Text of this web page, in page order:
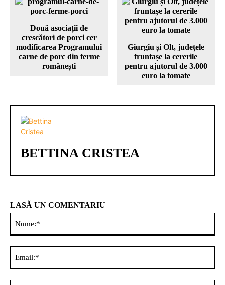
Două asociații de
crescători de porci cer
modificarea Programului
carne de porc din ferme
românești
Giurgiu și Olt, județele
fruntașe la cererile
pentru ajutorul de 3.000
euro la tomate
BETTINA CRISTEA
LASĂ UN COMENTARIU